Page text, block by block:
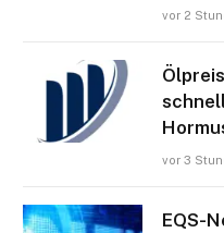
vor 2
vor 3
EQS-